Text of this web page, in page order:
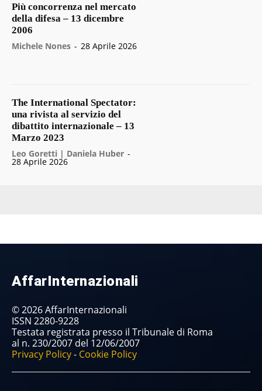
Più concorrenza nel mercato
della difesa – 13 dicembre
2006
Michele Nones - 28 Aprile 2026
The International Spectator:
una rivista al servizio del
dibattito internazionale – 13
Marzo 2023
Leo Goretti | Daniela Huber -
28 Aprile 2026
AffarInternazionali
© 2026 AffarInternazionali
ISSN 2280-9228
Testata registrata presso il Tribunale di Roma
al n. 230/2007 del 12/06/2007
Privacy Policy- Cookie Policy